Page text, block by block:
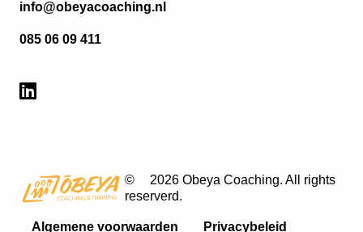
info@obeyacoaching.nl
085 06 09 411
©
2026 Obeya Coaching. All rights
reserverd.
Algemene voorwaarden Privacybeleid